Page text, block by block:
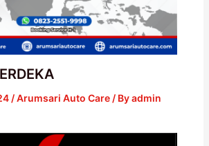
/Arumsari Auto Care/ Byadmin